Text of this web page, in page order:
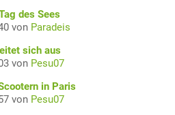
des Sees
von Paradeis
sich aus
von Pesu07
in Paris
von Pesu07